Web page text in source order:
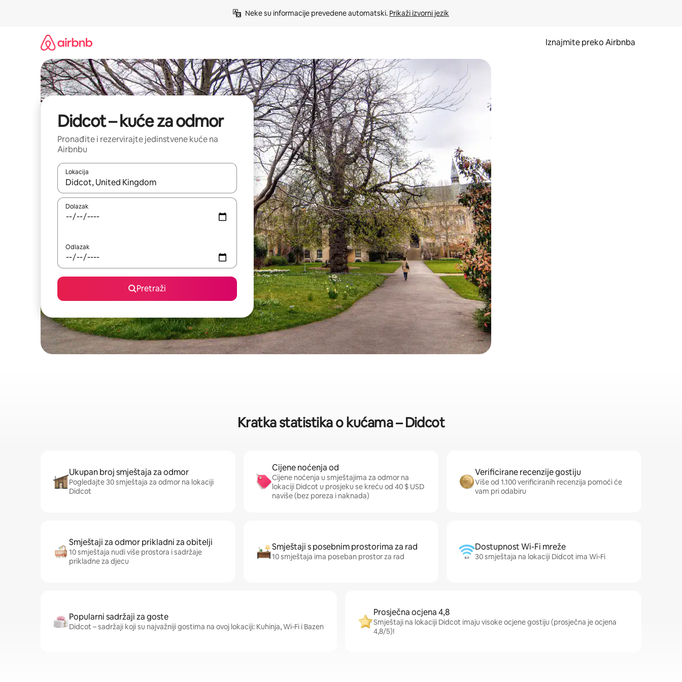
Neke su informacije prevedene automatski. Prikaži izvorni jezik
Iznajmite preko Airbnba
Didcot – kuće za odmor
Pronađite i rezervirajte jedinstvene kuće na
Airbnbu
Lokacija
Kada budu dostupni rezultati, moći ćete ih pregledati koristeći se strelicama prema gore i prema dolje, kao i dodirom ili prelaskom prstom po zaslonu.
Dolazak
Odlazak
Pretraži
Kratka statistika o kućama – Didcot
Ukupan broj smještaja za odmor
Pogledajte 30 smještaja za odmor na lokaciji
Didcot
Cijene noćenja od
Cijene noćenja u smještajima za odmor na
lokaciji Didcot u prosjeku se kreću od 40 $ USD
naviše (bez poreza i naknada)
Verificirane recenzije gostiju
Više od 1.100 verificiranih recenzija pomoći će
vam pri odabiru
Smještaji za odmor prikladni za obitelji
10 smještaja nudi više prostora i sadržaje
prikladne za djecu
Smještaji s posebnim prostorima za rad
10 smještaja ima poseban prostor za rad
Dostupnost Wi-Fi mreže
30 smještaja na lokaciji Didcot ima Wi-Fi
Popularni sadržaji za goste
Didcot – sadržaji koji su najvažniji gostima na ovoj lokaciji: Kuhinja, Wi-Fi i Bazen
Prosječna ocjena 4,8
Smještaji na lokaciji Didcot imaju visoke ocjene gostiju (prosječna je ocjena
4,8/5)!